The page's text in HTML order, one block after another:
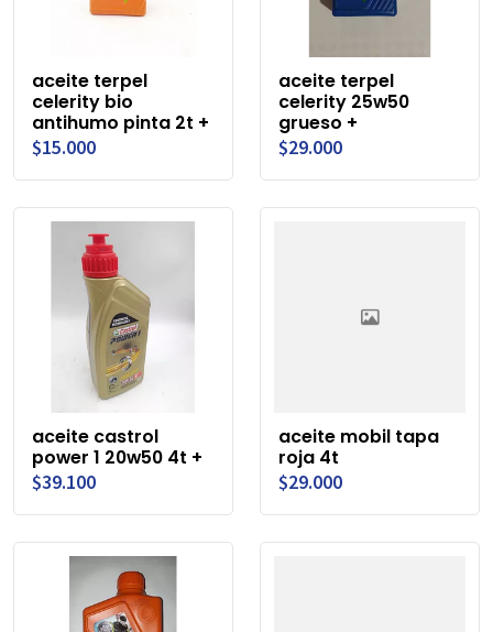
aceite terpel
celerity bio
antihumo pinta 2t +
$15.000
aceite terpel
celerity 25w50
grueso +
$29.000
aceite castrol
power 1 20w50 4t +
$39.100
aceite mobil tapa
roja 4t
$29.000